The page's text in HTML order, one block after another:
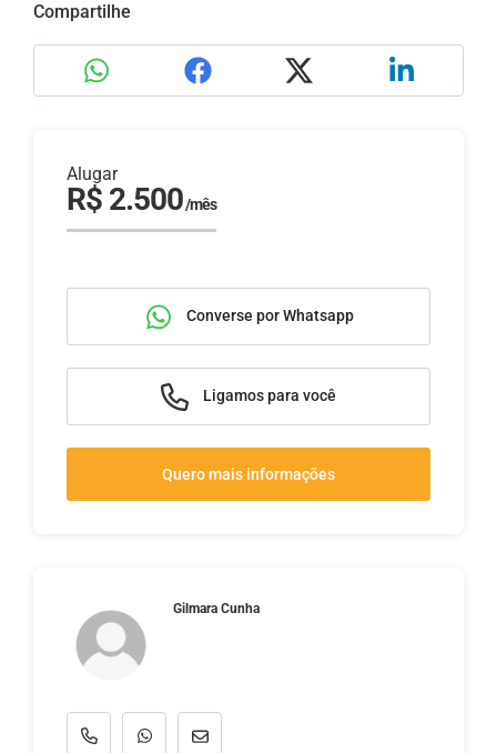
Compartilhe
Alugar
R$ 2.500/mês
Converse por Whatsapp
Ligamos para você
Quero mais informações
Gilmara Cunha